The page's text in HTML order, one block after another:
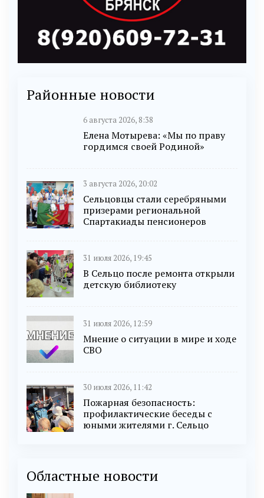
Районные новости
6 августа 2026, 8:38
Елена Мотырева: «Мы по праву
гордимся своей Родиной»
3 августа 2026, 20:02
Сельцовцы стали серебряными
призерами региональной
Спартакиады пенсионеров
31 июля 2026, 19:45
В Сельцо после ремонта открыли
детскую библиотеку
31 июля 2026, 12:59
Мнение о ситуации в мире и ходе
СВО
30 июля 2026, 11:42
Пожарная безопасность:
профилактические беседы с
юными жителями г. Сельцо
Областные новости